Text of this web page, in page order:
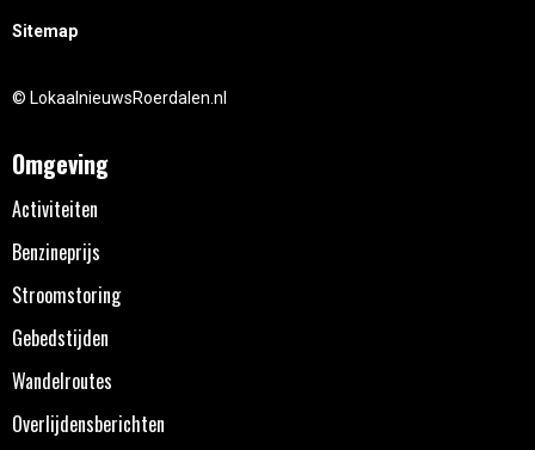
Sitemap
© LokaalnieuwsRoerdalen.nl
Omgeving
Activiteiten
Benzineprijs
Stroomstoring
Gebedstijden
Wandelroutes
Overlijdensberichten